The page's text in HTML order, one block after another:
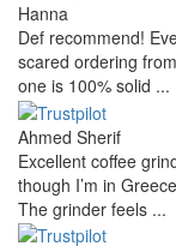
Hanna
Def recommend!
scared ordering
one is 100% solid ...
Ahmed Sherif
Excellent coffee
though I’m in
The grinder feels ...